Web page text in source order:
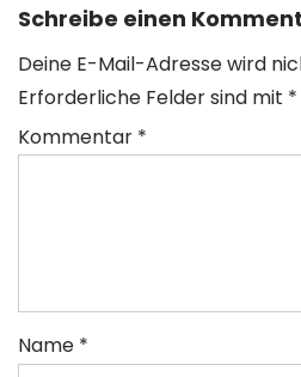
Schreibe einen
Deine E-Mail-Adresse wird
Erforderliche Felder sind mit *
Kommentar *
Name *